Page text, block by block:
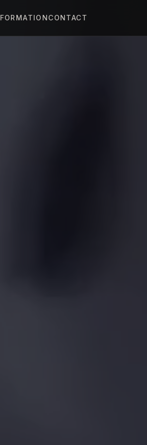
FORMATIONCONTACT